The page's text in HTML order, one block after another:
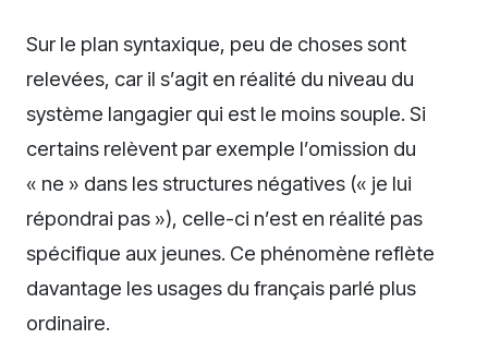
Sur le plan syntaxique, peu de choses sont
relevées, car il s’agit en réalité du niveau du
système langagier qui est le moins souple. Si
certains relèvent par exemple l’omission du
« ne » dans les structures négatives (« je lui
répondrai pas »), celle-ci n’est en réalité pas
spécifique aux jeunes. Ce phénomène reflète
davantage les usages du français parlé plus
ordinaire.